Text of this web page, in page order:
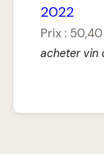
2022
Prix :
acheter vin